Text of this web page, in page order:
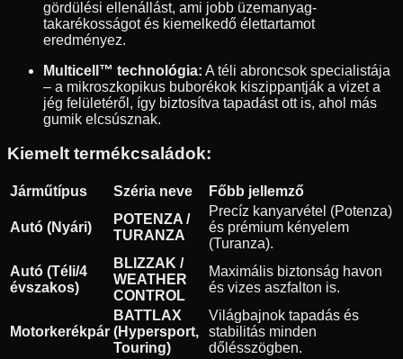
gördülési ellenállást, ami jobb üzemanyag-
takarékosságot és kiemelkedő élettartamot
eredményez.
Multicell™ technológia: A téli abroncsok specialistája
– a mikroszkopikus buborékok kiszippantják a vizet a
jég felületéről, így biztosítva tapadást ott is, ahol más
gumik elcsúsznak.
Kiemelt termékcsaládok:
Járműtípus Széria neve Főbb jellemző
Autó (Nyári)
POTENZA /
TURANZA
Precíz kanyarvétel (Potenza)
és prémium kényelem
(Turanza).
Autó (Téli/4
évszakos)
BLIZZAK /
WEATHER
CONTROL
Maximális biztonság havon
és vizes aszfalton is.
Motorkerékpár
BATTLAX
(Hypersport,
Touring)
Világbajnok tapadás és
stabilitás minden
dőlésszögben.